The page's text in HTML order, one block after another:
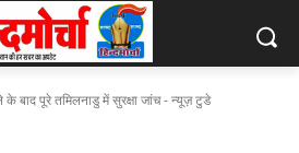
के बाद पूरे तमिलनाडु में सुरक्षा जांच - न्यूज़ टुडे